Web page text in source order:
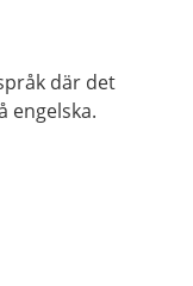
där det
engelska.